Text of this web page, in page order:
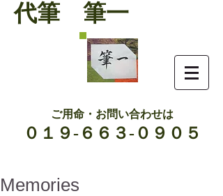
代筆 筆一
ご用命・お問い合わせは
０１９-６６３-０９０５
Memories